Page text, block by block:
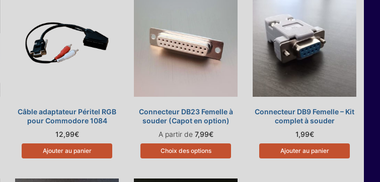
Câble adaptateur Péritel RGB
pour Commodore 1084
12,99€
Ajouter au panier
Connecteur DB23 Femelle à
souder (Capot en option)
A partir de 7,99€
Choix des options
Connecteur DB9 Femelle – Kit
complet à souder
1,99€
Ajouter au panier